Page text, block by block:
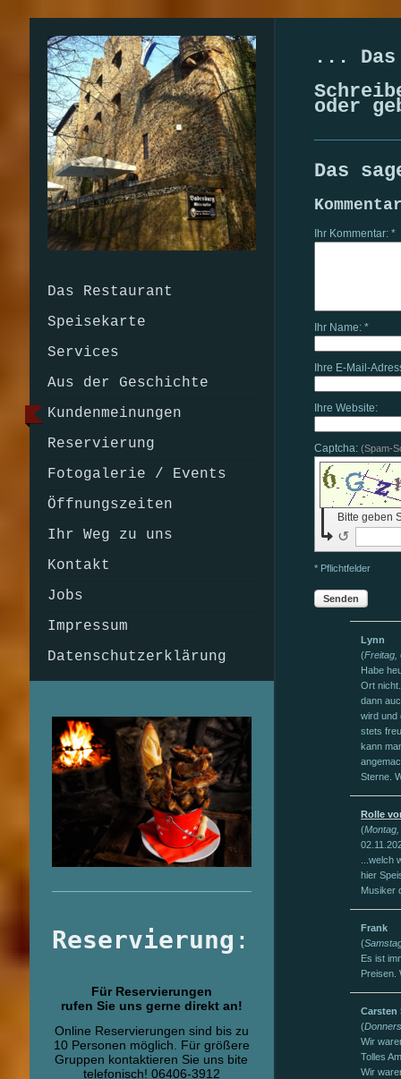
Das Restaurant
Speisekarte
Services
Aus der Geschichte
Kundenmeinungen
Reservierung
Fotogalerie / Events
Öffnungszeiten
Ihr Weg zu uns
Kontakt
Jobs
Impressum
Datenschutzerklärung
Reservierung :
Für Reservierungen
rufen Sie uns gerne direkt an!
Online Reservierungen sind bis zu
10 Personen möglich. Für größere
Gruppen kontaktieren Sie uns bite
telefonisch! 06406-3912
... Das
oder
Das
Ihr Kommentar: *
Ihr Name: *
Ihre E-Mail-
Ihre Website:
Captcha:(Spam-
Bitte geben
↺
* Pflichtfelder
Senden
Lynn
(Freitag,
Habe
Ort
dann
wird und
stets
kann
Sterne.
Rolle
(
...welch
hier
Musiker
Frank
(
Es ist
Preisen.
Carsten
(
Wir
Tolles
Wir